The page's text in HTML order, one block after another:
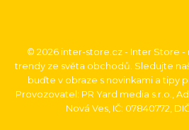
© 2026 inter-store.cz - Inter Store -
trendy ze světa obchodů. Sledujte
buďte v obraze s novinkami a tipy
Provozovatel: PR Yard media s.r.o.,
Nová Ves, IČ: 07840772,